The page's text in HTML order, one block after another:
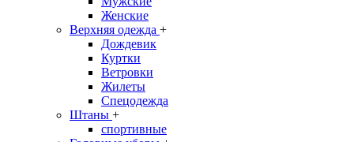
Женские
Верхняя одежда +
Дождевик
Куртки
Ветровки
Жилеты
Спецодежда
Штаны +
спортивные